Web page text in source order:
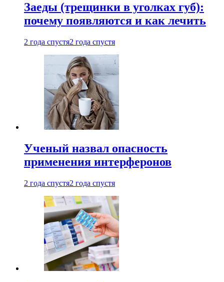
Заеды (трещинки в уголках губ):
почему появляются и как лечить
2 года спустя2 года спустя
Ученый назвал опасность
применения интерферонов
2 года спустя2 года спустя